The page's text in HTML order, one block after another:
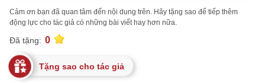
Cảm ơn bạn đã quan tâm đến nội dung trên. Hãy tặng sao để tiếp thêm
động lực cho tác giả có những bài viết hay hơn nữa.
Đã tặng: 0
Tặng sao cho tác giả